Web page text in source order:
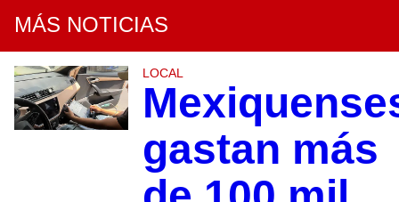
MÁS NOTICIAS
LOCAL
gastan más